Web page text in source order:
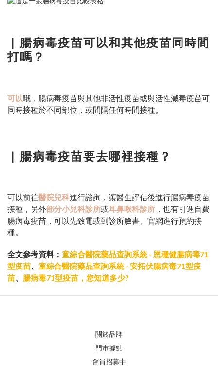
▏ 腸病毒疫苗可以和其他疫苗同時間
打嗎？
可以哦，腸病毒疫苗與其他非活性疫苗或與活性減毒疫苗可
同時接種於不同部位，或間隔任何時間接種。
▏ 腸病毒疫苗要去哪裡接種？
可以前往醫院兒科進行諮詢，讓醫生評估後進行腸病毒疫苗
接種，另外部分小兒科診所或耳鼻喉科診所 ，也有引進自費
腸病毒疫苗，可以先致電或到診所臉書、官網進行預約接
種。
全文參考資料： 童綜合醫院藥品查詢系統 - 恩穩健腸病毒71
型疫苗、 童綜合醫院藥品查詢系統 - 安拓伏腸病毒71型疫
苗、 腸病毒71型疫苗，您知道多少?
關於品牌
門市據點
會員招募中